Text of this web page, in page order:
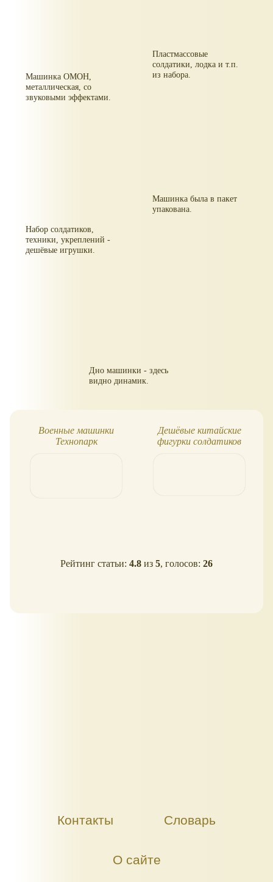
Машинка ОМОН,
металлическая, со
звуковыми эффектами.
Пластмассовые
солдатики, лодка и т.п.
из набора.
Набор солдатиков,
техники, укреплений -
дешёвые игрушки.
Машинка была в пакет
упакована.
Дно машинки - здесь
видно динамик.
Военные машинки
Технопарк
Дешёвые китайские
фигурки солдатиков
Рейтинг статьи: 4.8 из 5, голосов: 26
Контакты Словарь
О сайте